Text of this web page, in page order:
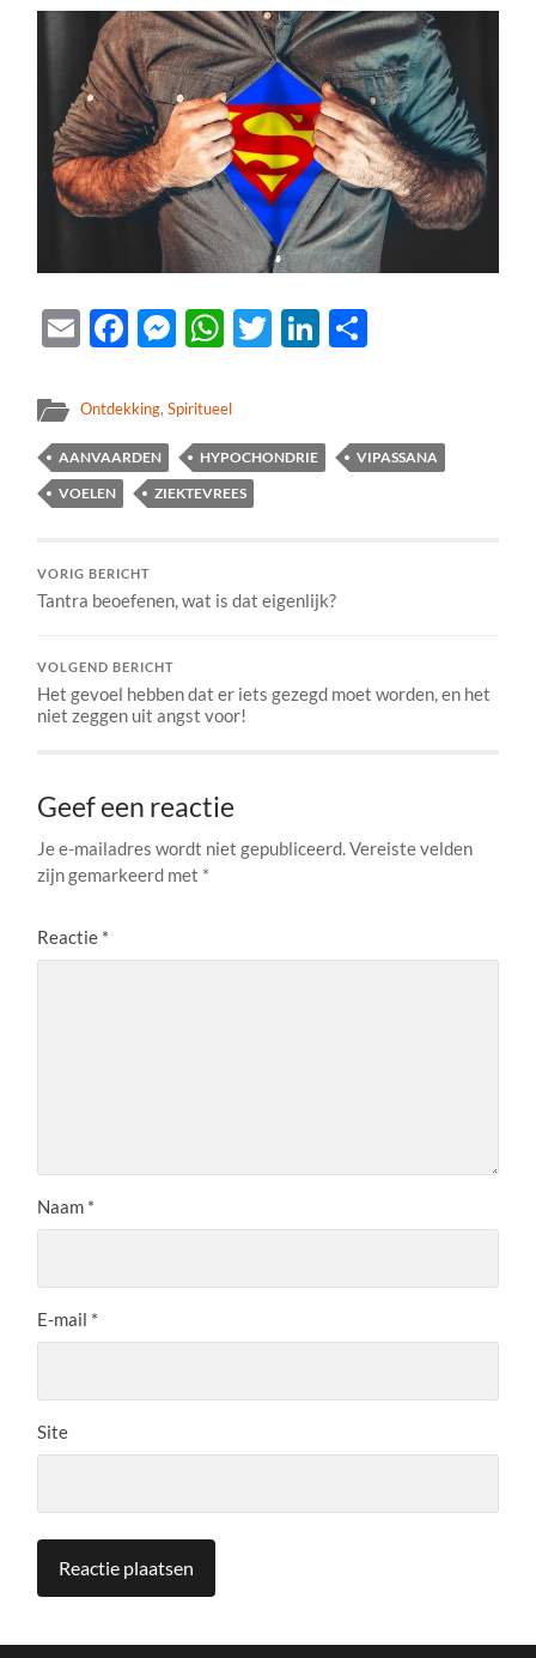
EmailFacebook
Messenger
WhatsApp
TwitterLinkedIn
Ontdekking,Spiritueel
AANVAARDEN HYPOCHONDRIE
VIPASSANA
VOELEN
ZIEKTEVREES
VORIG BERICHT
Tantra beoefenen, wat is dat eigenlijk?
VOLGEND BERICHT
Het gevoel hebben dat er iets gezegd moet worden, en het
niet zeggen uit angst voor!
Geef een reactie
Je e-mailadres wordt niet gepubliceerd.Vereiste velden
zijn gemarkeerd met *
Reactie *
Naam *
E-mail *
Site